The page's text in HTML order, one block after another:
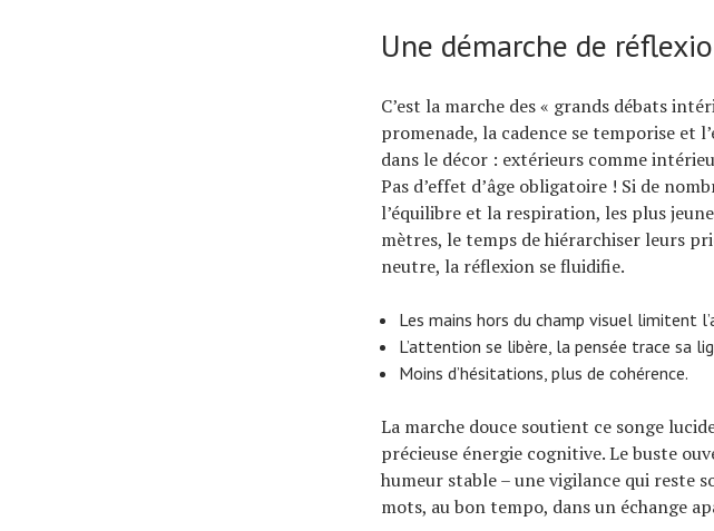
Une démarche de
C’est la marche des « grands débats
promenade, la cadence se temporise et
dans le décor : extérieurs comme
Pas d’effet d’âge obligatoire ! Si de
l’équilibre et la respiration, les plus
mètres, le temps de hiérarchiser leurs
neutre, la réflexion se fluidifie.
Les mains hors du champ visuel limitent
L’attention se libère, la pensée trace sa
Moins d’hésitations, plus de cohérence.
La marche douce soutient ce songe
précieuse énergie cognitive. Le buste
humeur stable – une vigilance qui reste
mots, au bon tempo, dans un échange